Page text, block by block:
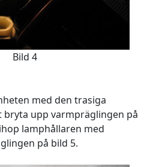
Bild 4
med den trasiga
upp varmpräglingen på
lamphållaren med
på bild 5.